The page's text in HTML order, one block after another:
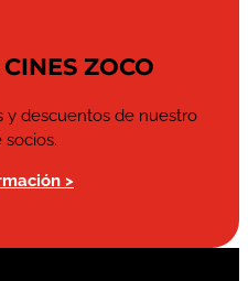
ZOCO
y descuentos de nuestro
>